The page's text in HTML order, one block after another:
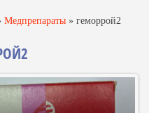
Медпрепараты » геморрой2